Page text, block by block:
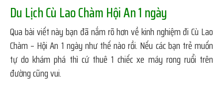
Du Lịch Cù Lao Chàm Hội An 1 ngày
Qua bài viết này bạn đã nắm rõ hơn về kinh nghiệm đi Cù Lao
Chàm – Hội An 1 ngày như thế nào rồi. Nếu các bạn trẻ muốn
tự do khám phá thì cứ thuê 1 chiếc xe máy rong ruổi trên
đường cũng vui.